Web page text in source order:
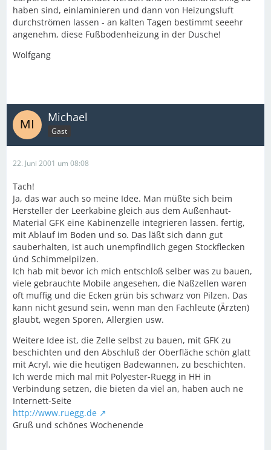
haben sind, einlaminieren und dann von Heizungsluft
durchströmen lassen - an kalten Tagen bestimmt seeehr
angenehm, diese Fußbodenheizung in der Dusche!
Wolfgang
Michael
Gast
22. Juni 2001 um 08:08
Tach!
Ja, das war auch so meine Idee. Man müßte sich beim
Hersteller der Leerkabine gleich aus dem Außenhaut-
Material GFK eine Kabinenzelle integrieren lassen. fertig,
mit Ablauf im Boden und so. Das läßt sich dann gut
sauberhalten, ist auch unempfindlich gegen Stockflecken
únd Schimmelpilzen.
Ich hab mit bevor ich mich entschloß selber was zu bauen,
viele gebrauchte Mobile angesehen, die Naßzellen waren
oft muffig und die Ecken grün bis schwarz von Pilzen. Das
kann nicht gesund sein, wenn man den Fachleute (Ärzten)
glaubt, wegen Sporen, Allergien usw.
Weitere Idee ist, die Zelle selbst zu bauen, mit GFK zu
beschichten und den Abschluß der Oberfläche schön glatt
mit Acryl, wie die heutigen Badewannen, zu beschichten.
Ich werde mich mal mit Polyester-Ruegg in HH in
Verbindung setzen, die bieten da viel an, haben auch ne
Internett-Seite
http://www.ruegg.de
Gruß und schönes Wochenende